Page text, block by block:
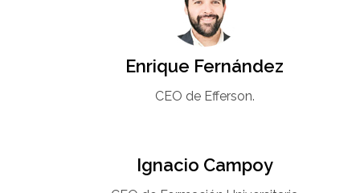
Enrique Fernández
CEO de Efferson.
Ignacio Campoy​